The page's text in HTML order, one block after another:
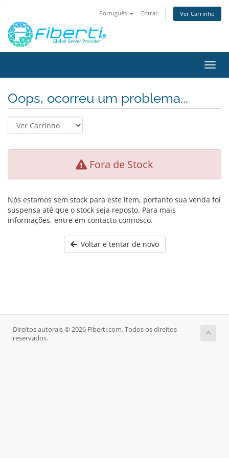
Português Entrar Ver Carrinho
Oops, ocorreu um problema...
Fora de Stock
Nós estamos sem stock para este item, portanto sua venda foi
suspensa até que o stock seja reposto. Para mais
informações, entre em contacto connosco.
Voltar e tentar de novo
Direitos autorais © 2026 Fiberti.com. Todos os direitos
reservados.